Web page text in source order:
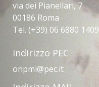
via dei Pianellari, 7
00186 Roma
Tel. (+39) 06 6880 1409
Indirizzo PEC
onpmi@pec.it